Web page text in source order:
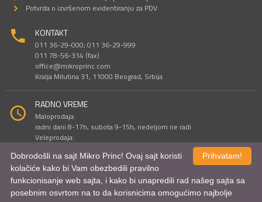
Potvrda o izvršenom evidentiranju za PDV
KONTAKT
011 36-29-000; 011 36-29-999
011 78-56-314 (fax)
office@mikroprinc.com
Kralja Milutina 31, 11000 Beograd, Srbija
RADNO VREME
Maloprodaja:
radni dani 8-17h, subota 9-15h, nedeljom ne radi
Veleprodaja:
Sve cene su iskazane u dinarima. PDV je uračunat u cenu.
© Mikro Princ 1999 - 2026. Sva prava su zadržana.
Prihvatam!
Dobrodošli na sajt Mikro Princ! Ovaj sajt koristi
kolačiće kako bi Vam obezbedili pravilno
funkcionisanje web sajta, i kako bi unapredili rad našeg sajta sa
posebnim osvrtom na to da korisnicima omogućimo najbolje